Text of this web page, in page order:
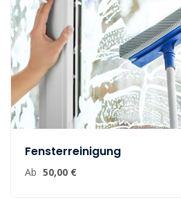
Fensterreinigung
Ab 50,00 €